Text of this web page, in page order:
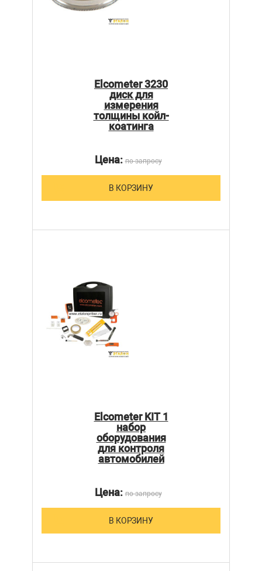
Elcometer 3230
диск для
измерения
толщины койл-
коатинга
Цена:по запросу
В КОРЗИНУ
Elcometer KIT 1
набор
оборудования
для контроля
автомобилей
Цена:по запросу
В КОРЗИНУ